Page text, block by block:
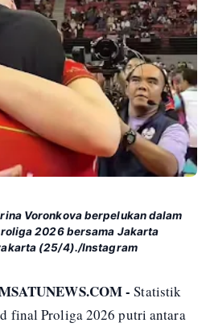
Voronkova berpelukan dalam
2026 bersama Jakarta
(25/4)./Instagram
- Statistik
final Proliga 2026 putri antara